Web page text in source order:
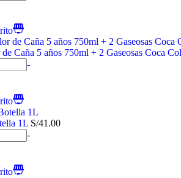
Caña 5 años 750ml + 2 Gaseosas Coca
-
1L S/41.00
-